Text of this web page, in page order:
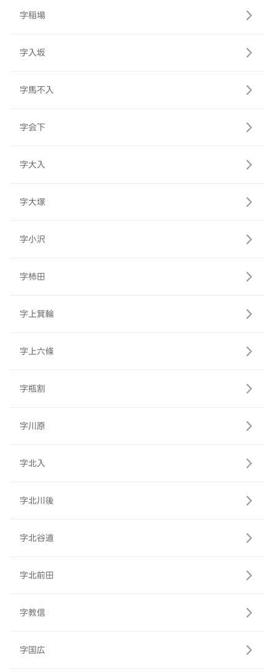
字稲場
字入坂
字馬不入
字会下
字大入
字大塚
字小沢
字柿田
字上箕輪
字上六條
字瓶割
字川原
字北入
字北川後
字北谷道
字北前田
字教信
字国広